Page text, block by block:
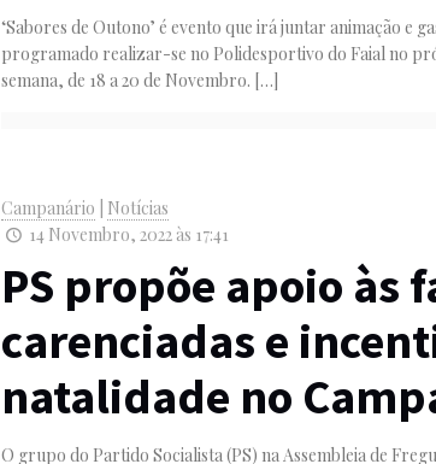
‘Sabores de Outono’ é evento que irá juntar animação e
programado realizar-se no Polidesportivo do Faial no
semana, de 18 a 20 de Novembro. […]
Campanário
Notícias
14 Novembro, 2022 às 17:41
PS propõe apoio às
carenciadas e
natalidade no
O grupo do Partido Socialista (PS) na Assembleia de